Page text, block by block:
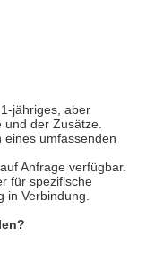
jähriges, aber
der Zusätze.
eines umfassenden
Anfrage verfügbar.
für spezifische
Verbindung.